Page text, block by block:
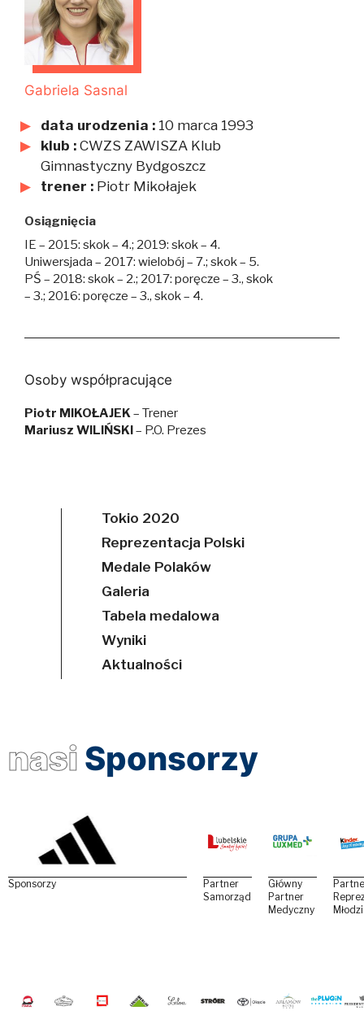
Gabriela Sasnal
data urodzenia : 10 marca 1993
klub : CWZS ZAWISZA Klub
Gimnastyczny Bydgoszcz
trener : Piotr Mikołajek
Osiągnięcia
IE – 2015: skok – 4.; 2019: skok – 4.
Uniwersjada – 2017: wielobój – 7.; skok – 5.
PŚ – 2018: skok – 2.; 2017: poręcze – 3., skok
– 3.; 2016: poręcze – 3., skok – 4.
Osoby współpracujące
Piotr MIKOŁAJEK– Trener
Mariusz WILIŃSKI– P.O. Prezes
Tokio 2020
Reprezentacja Polski
Medale Polaków
Galeria
Tabela medalowa
Wyniki
Aktualności
nasi Sponsorzy
Sponsorzy
Partner
Samorządowy
Główny
Partner
Medyczny